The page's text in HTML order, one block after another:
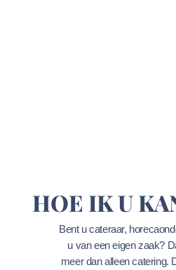
HOE IK U
Bent u cateraar,
u van een eigen zaak?
meer dan alleen catering.